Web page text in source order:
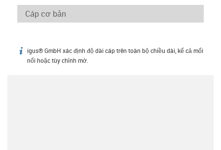
igus-icon-info
igus® GmbH xác định độ dài cáp trên toàn bộ chiều dài, kể cả mối
nối hoặc tùy chỉnh mờ.